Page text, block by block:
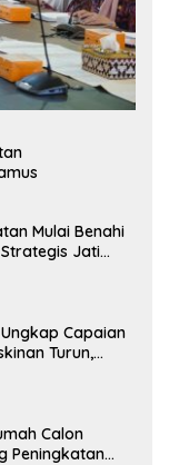
Mulai Benahi
Strategis Jati
Capaian
Turun,
Calon
Peningkatan